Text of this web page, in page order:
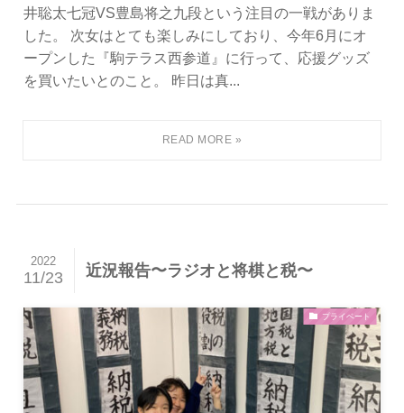
井聡太七冠VS豊島将之九段という注目の一戦がありま
した。 次女はとても楽しみにしており、今年6月にオ
ープンした『駒テラス西参道』に行って、応援グッズ
を買いたいとのこと。 昨日は真...
近況報告〜ラジオと将棋と税〜
2022
11/23
プライベート